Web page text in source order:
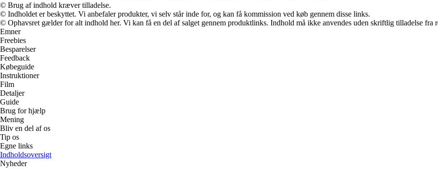
© Brug af indhold kræver tilladelse.
© Indholdet er beskyttet. Vi anbefaler produkter, vi selv står inde for, og kan få kommission ved køb gennem disse links.
© Ophavsret gælder for alt indhold her. Vi kan få en del af salget gennem produktlinks. Indhold må ikke anvendes uden skriftlig tilladelse fra
Emner
Freebies
Besparelser
Feedback
Købeguide
Instruktioner
Film
Detaljer
Guide
Brug for hjælp
Mening
Bliv en del af os
Tip os
Egne links
Indholdsoversigt
Nyheder